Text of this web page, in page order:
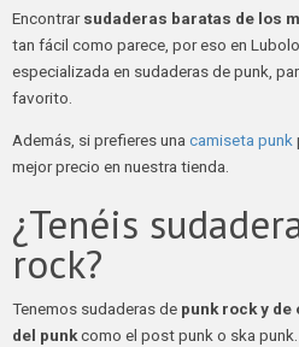
Encontrarsudaderas baratas de los
tan fácil como parece, por eso en
especializada en sudaderas de punk,
favorito.
Además, si prefieres una camiseta punk
mejor precio en nuestra tienda.
¿Tenéis
rock?
Tenemos sudaderas de punk rock y
del punkcomo el post punk o ska